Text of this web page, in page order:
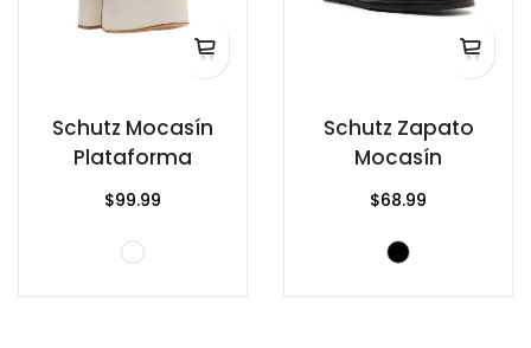
Schutz Mocasín
Plataforma
$99.99
Schutz Zapato
Mocasín
$68.99